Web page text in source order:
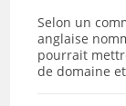
Selon un
anglaise
pourrait
de domaine